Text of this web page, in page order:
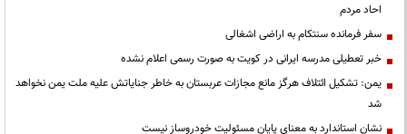
احاد مردم
سفر فرمانده سنتکام به اراضی اشغالی
خبر تعطیلی مدرسه ایرانی در کویت به صورت رسمی اعلام نشده
یمن: تشکیل ائتلاف هرگز مانع مجازات عربستان به خاطر جنایاتش علیه ملت یمن نخواهد
شد
نشان استاندارد به معنای پایان مسئولیت خودروساز نیست